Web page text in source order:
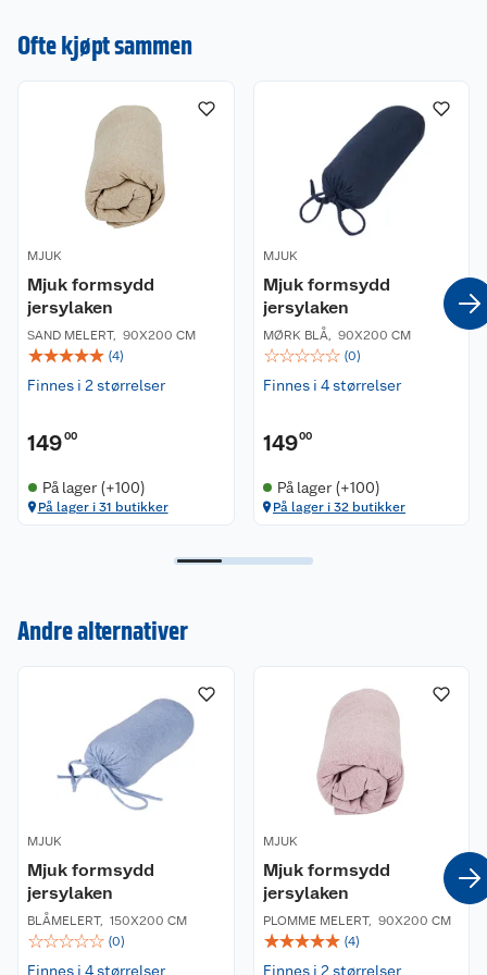
Bærekraft og miljø
Øvrige produktegenskaper
Perfekt på vendbare madrasser og
skummadrasser.
Føles behagelig å sove i, siden bomullsjersey er
myk mot huden og absorberer fukt, slik at du
holdes tørr hele natta.
Finnes i flere farger og størrelser.
Str. 90x200/150x200/180x200/200x215"
Ofte kjøpt sammen
MJUK
Mjuk formsydd
jersylaken
SAND MELERT, 90X200 CM
☆☆☆☆☆ (4)
Finnes i 2 størrelser
14900
På lager (+100)
På lager i 31 butikker
MJUK
Mjuk formsydd
jersylaken
MØRK BLÅ 90X200 CM
☆☆☆☆☆ (0)
Finnes i 4 størrelser
14900
På lager (+100)
På lager i 32 butikker
Andre alternativer
MJUK
Mjuk formsydd
jersylaken
BLÅMELERT, 150X200 CM
☆☆☆☆☆ (0)
Finnes i 4 størrelser
MJUK
Mjuk formsydd
jersylaken
PLOMME MELERT, 90X200 CM
☆☆☆☆☆ (4)
Finnes i 2 størrelser
Om oss
Våre butikker
Coop kjeder
Ledige stillinger
Kontakt oss
Angre- og returrett
Reklamasjon og garanti
Betalingsalternativer
Leveringsalternativer
Åpent kjøp